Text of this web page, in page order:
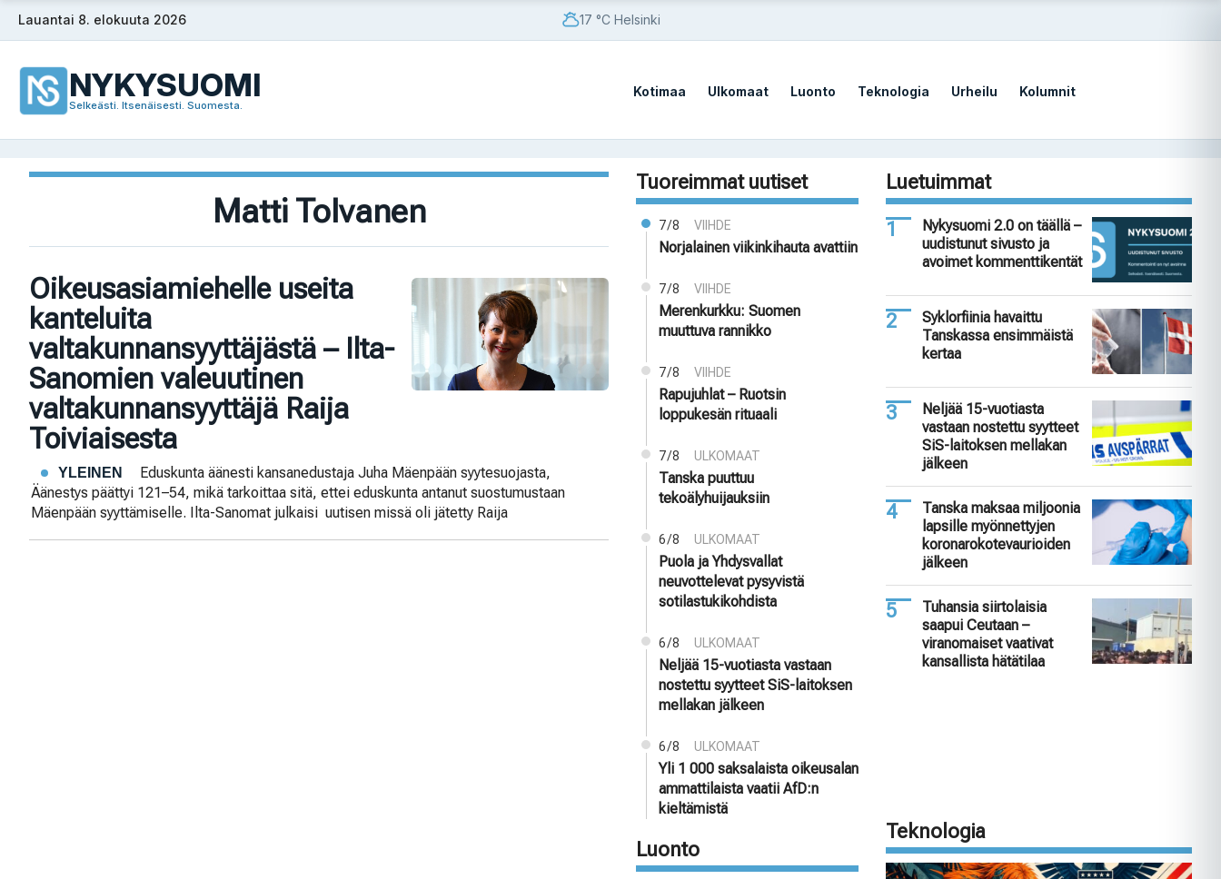
SiirryLauantai 8. elokuuta 2026 17 °C Helsinki
NYKYSUOMI
Selkeästi. Itsenäisesti. Suomesta.
Kotimaa Ulkomaat Luonto Teknologia Urheilu Kolumnit
Matti Tolvanen
Oikeusasiamiehelle useita
kanteluita
valtakunnansyyttäjästä – Ilta-
Sanomien valeuutinen
valtakunnansyyttäjä Raija
Toiviaisesta
YLEINEN
Eduskunta äänesti kansanedustaja Juha Mäenpään syytesuojasta,
Äänestys päättyi 121–54, mikä tarkoittaa sitä, ettei eduskunta antanut suostumustaan
Mäenpään syyttämiselle. Ilta-Sanomat julkaisi uutisen missä oli jätetty Raija
Tuoreimmat uutiset
7/8 VIIHDE
Norjalainen viikinkihauta avattiin
7/8 VIIHDE
Merenkurkku: Suomen
muuttuva rannikko
7/8 VIIHDE
Rapujuhlat – Ruotsin
loppukesän rituaali
7/8 ULKOMAAT
Tanska puuttuu
tekoälyhuijauksiin
6/8 ULKOMAAT
Puola ja Yhdysvallat
neuvottelevat pysyvistä
sotilastukikohdista
6/8 ULKOMAAT
Neljää 15-vuotiasta vastaan
nostettu syytteet SiS-laitoksen
mellakan jälkeen
6/8 ULKOMAAT
Yli 1 000 saksalaista oikeusalan
ammattilaista vaatii AfD:n
kieltämistä
Luonto
Luetuimmat
Nykysuomi 2.0 on täällä –
uudistunut sivusto ja
avoimet kommenttikentät
Syklorfiinia havaittu
Tanskassa ensimmäistä
kertaa
Neljää 15-vuotiasta
vastaan nostettu syytteet
SiS-laitoksen mellakan
jälkeen
Tanska maksaa miljoonia
lapsille myönnettyjen
koronarokotevaurioiden
jälkeen
Tuhansia siirtolaisia
saapui Ceutaan –
viranomaiset vaativat
kansallista hätätilaa
Teknologia